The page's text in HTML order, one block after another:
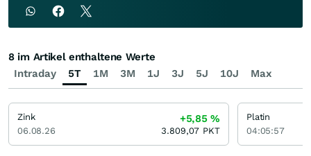
Intraday 5T 1M 3M 1J 3J 5J 10J Max
8 im Artikel enthaltene Werte
Zink
06.08.26
+5,85%
3.809,07 PKT
Platin
04:05:57